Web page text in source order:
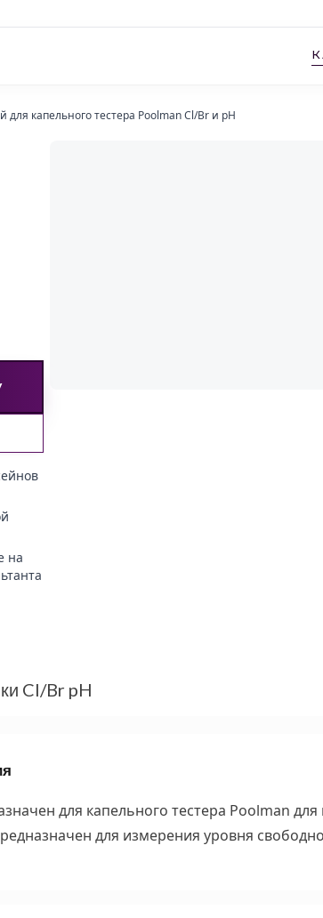
для капельного тестера Poolman Cl/Br и pH
на
Cl/Br pH
для капельного тестера Poolman
для измерения уровня